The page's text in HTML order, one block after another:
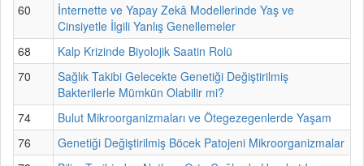
60
İnternette ve Yapay Zekâ Modellerinde Yaş ve
Cinsiyetle İlgili Yanlış Genellemeler
68
Kalp Krizinde Biyolojik Saatin Rolü
70
Sağlık Takibi Gelecekte Genetiği Değiştirilmiş
Bakterilerle Mümkün Olabilir mi?
74
Bulut Mikroorganizmaları ve Ötegezegenlerde Yaşam
76
Genetiği Değiştirilmiş Böcek Patojeni Mikroorganizmalar